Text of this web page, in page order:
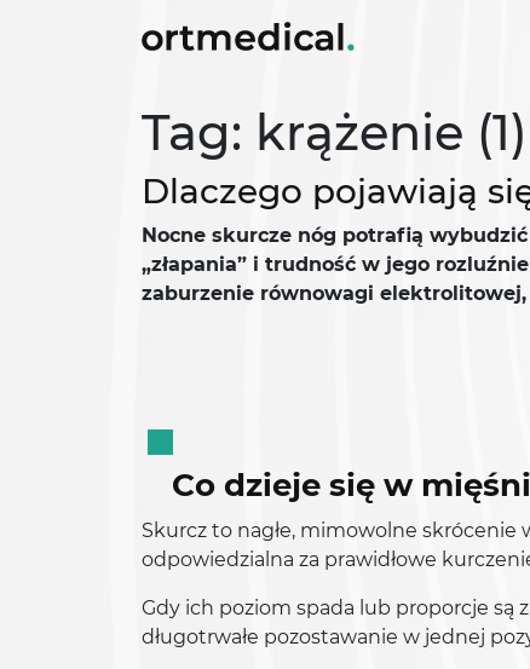
Tag: krążenie (1)
Dlaczego pojawiają
Nocne skurcze nóg potrafią
„złapania” i trudność w jego
zaburzenie równowagi
Co dzieje się w
Skurcz to nagłe, mimowolne
odpowiedzialna za prawidłowe
Gdy ich poziom spada lub proporcje
długotrwałe pozostawanie w jednej